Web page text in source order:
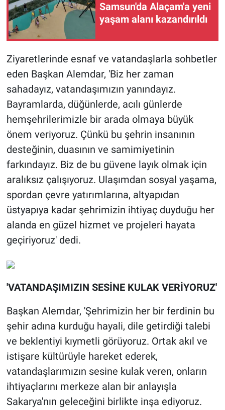
Samsun'da Alaçam'a yeni
yaşam alanı kazandırıldı
Ziyaretlerinde esnaf ve vatandaşlarla sohbetler
eden Başkan Alemdar, 'Biz her zaman
sahadayız, vatandaşımızın yanındayız.
Bayramlarda, düğünlerde, acılı günlerde
hemşehrilerimizle bir arada olmaya büyük
önem veriyoruz. Çünkü bu şehrin insanının
desteğinin, duasının ve samimiyetinin
farkındayız. Biz de bu güvene layık olmak için
aralıksız çalışıyoruz. Ulaşımdan sosyal yaşama,
spordan çevre yatırımlarına, altyapıdan
üstyapıya kadar şehrimizin ihtiyaç duyduğu her
alanda en güzel hizmet ve projeleri hayata
geçiriyoruz' dedi.
'VATANDAŞIMIZIN SESİNE KULAK VERİYORUZ'
Başkan Alemdar, 'Şehrimizin her bir ferdinin bu
şehir adına kurduğu hayali, dile getirdiği talebi
ve beklentiyi kıymetli görüyoruz. Ortak akıl ve
istişare kültürüyle hareket ederek,
vatandaşlarımızın sesine kulak veren, onların
ihtiyaçlarını merkeze alan bir anlayışla
Sakarya'nın geleceğini birlikte inşa ediyoruz.